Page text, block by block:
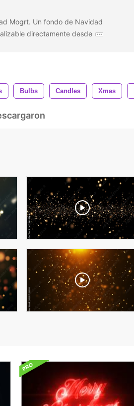
Mogrt. Un fondo de Navidad
directamente desde
Bulbs Candles Xmas